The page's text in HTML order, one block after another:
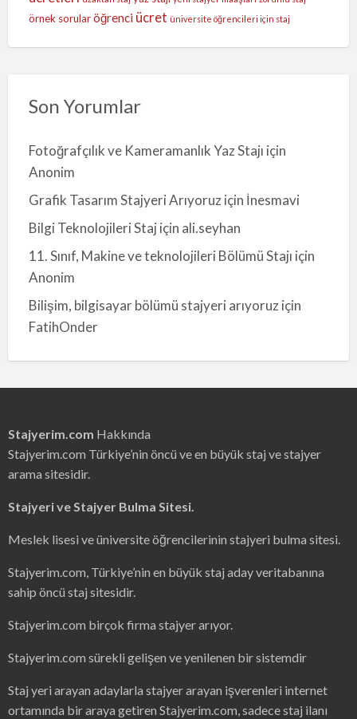
örnek sorular öğrenci ücret üniversite öğrencileri için staj
Son Yorumlar
Fotoğrafçılık ve Kameramanlık Yaz Stajı için
Anonim
Grafik Tasarım Stajyeri Arıyoruziçin İnesmavi
Bilgi Teknolojileri Staj için ali.seyhan
11. Sınıf, Makine ve teknolojileri Bölümü Stajı için
Anonim
Bilişim, bilgisayar bölümü stajyeri arıyoruziçin
FatihOnder
Stajyerim.com Hakkında
Stajyerim.com Türkiye’nin öncü ve en büyük staj ve stajyer
arama sitesidir.
Stajyeri ve Stajyer Bulma Sitesi.
Meslek lisesi ve üniversite öğrencilerinin stajyeri bulma sitesi.
Stajyerim.com, Türkiye’nin en büyük staj aday veritabanına
sahip öncü staj sitesidir.
Stajyerim.com birçok firma stajyer arıyor.
Stajyerim.com sürekli gelişen ve yenilenen bir sistemdir
Staj yeri arayan adaylarla stajyer arayan işverenleri internet
ortamında bir araya getiren Stajyerim.com, sadece staj ilanı